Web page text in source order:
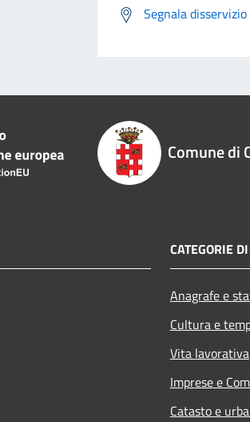
Segnala disservizio
Comune di
CATEGORIE
Anagrafe e
Cultura e
Vita lavorativa
Imprese e
Catasto e